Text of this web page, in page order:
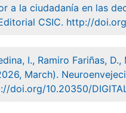
a la ciudadanía en las
CSIC. http://
I., Ramiro Fariñas,
March).
doi.org/10.20350/